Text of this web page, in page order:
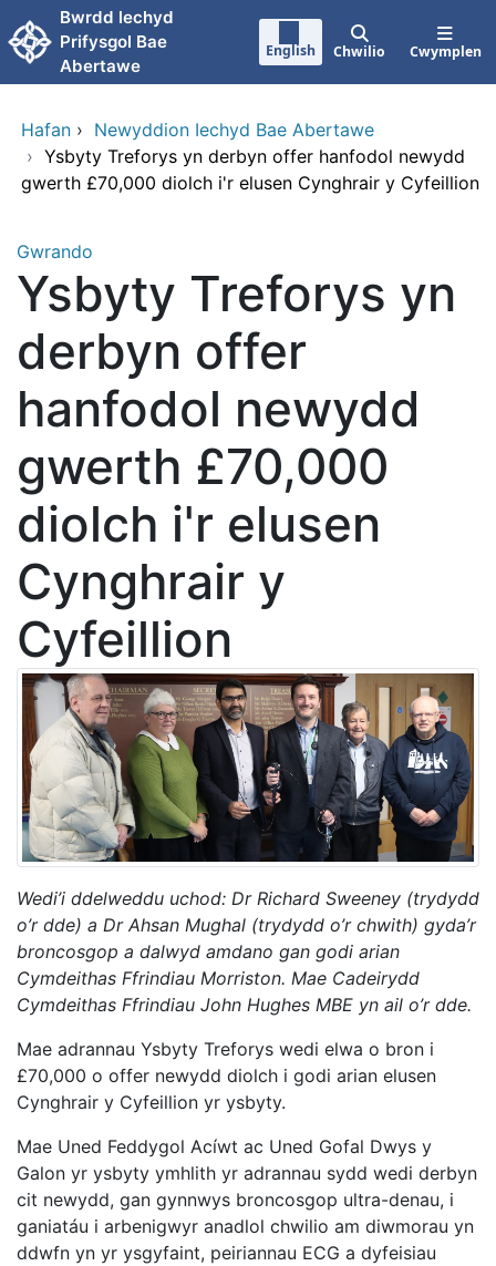
Neidio i'r prif gynnwy
Bwrdd lechyd
Prifysgol Bae
Abertawe
English Chwilio Cwymplen
Hafan › Newyddion Iechyd Bae Abertawe
› Ysbyty Treforys yn derbyn offer hanfodol newydd
gwerth £70,000 diolch i'r elusen Cynghrair y Cyfeillion
Gwrando
Ysbyty Treforys yn
derbyn offer
hanfodol newydd
gwerth £70,000
diolch i'r elusen
Cynghrair y
Cyfeillion
Wedi’i ddelweddu uchod: Dr Richard Sweeney (trydydd
o’r dde) a Dr Ahsan Mughal (trydydd o’r chwith) gyda’r
broncosgop a dalwyd amdano gan godi arian
Cymdeithas Ffrindiau Morriston. Mae Cadeirydd
Cymdeithas Ffrindiau John Hughes MBE yn ail o’r dde.
Mae adrannau Ysbyty Treforys wedi elwa o bron i
£70,000 o offer newydd diolch i godi arian elusen
Cynghrair y Cyfeillion yr ysbyty.
Mae Uned Feddygol Acíwt ac Uned Gofal Dwys y
Galon yr ysbyty ymhlith yr adrannau sydd wedi derbyn
cit newydd, gan gynnwys broncosgop ultra-denau, i
ganiatáu i arbenigwyr anadlol chwilio am diwmorau yn
ddwfn yn yr ysgyfaint, peiriannau ECG a dyfeisiau